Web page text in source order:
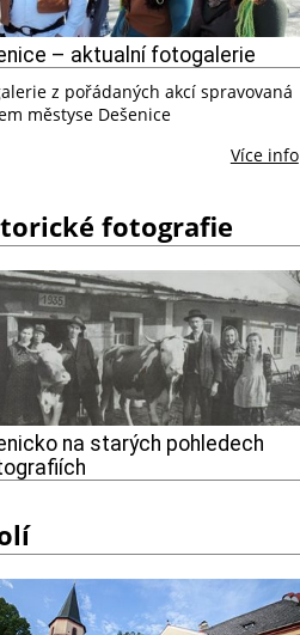
– aktualní fotogalerie
z pořádaných akcí spravovaná
městyse Dešenice
Více info
fotografie
na starých pohledech